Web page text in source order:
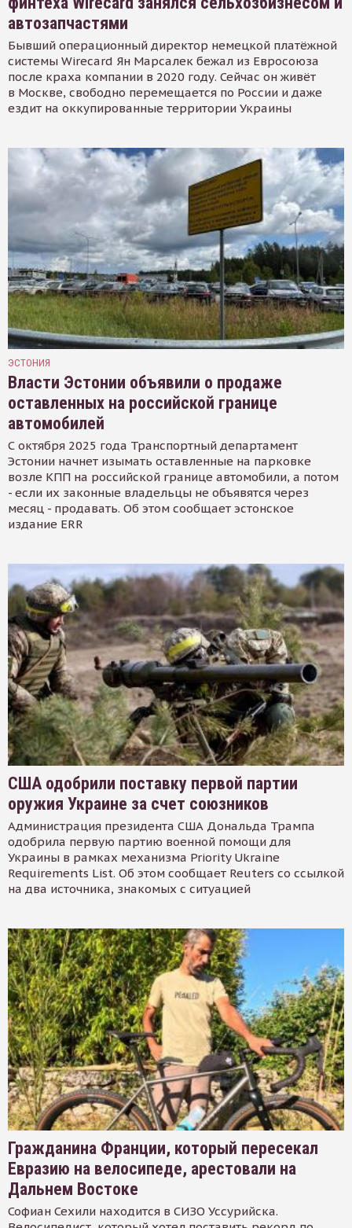
автозапчастями
Бывший операционный директор немецкой платёжной
системы Wirecard Ян Марсалек бежал из Евросоюза
после краха компании в 2020 году. Сейчас он живёт
в Москве, свободно перемещается по России и даже
ездит на оккупированные территории Украины
ЭСТОНИЯ
Власти Эстонии объявили о продаже
оставленных на российской границе
автомобилей
С октября 2025 года Транспортный департамент
Эстонии начнет изымать оставленные на парковке
возле КПП на российской границе автомобили, а потом
- если их законные владельцы не объявятся через
месяц - продавать. Об этом сообщает эстонское
издание ERR
США одобрили поставку первой партии
оружия Украине за счет союзников
Администрация президента США Дональда Трампа
одобрила первую партию военной помощи для
Украины в рамках механизма Priority Ukraine
Requirements List. Об этом сообщает Reuters со ссылкой
на два источника, знакомых с ситуацией
Гражданина Франции, который пересекал
Евразию на велосипеде, арестовали на
Дальнем Востоке
Софиан Сехили находится в СИЗО Уссурийска.